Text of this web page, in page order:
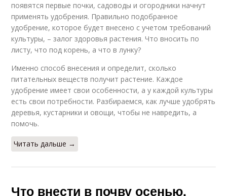
появятся первые почки, садоводы и огородники начнут
применять удобрения. Правильно подобранное
удобрение, которое будет внесено с учетом требований
культуры, – залог здоровья растения. Что вносить по
листу, что под корень, а что в лунку?
Именно способ внесения и определит, сколько
питательных веществ получит растение. Каждое
удобрение имеет свои особенности, а у каждой культуры
есть свои потребности. Разбираемся, как лучше удобрять
деревья, кустарники и овощи, чтобы не навредить, а
помочь.
Читать дальше →
Что внести в почву осенью.